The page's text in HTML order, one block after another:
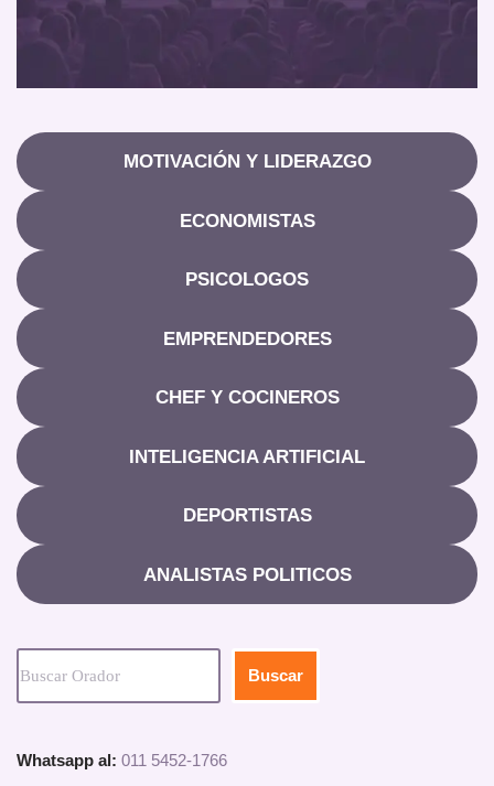
MOTIVACIÓN Y LIDERAZGO
ECONOMISTAS
PSICOLOGOS
EMPRENDEDORES
CHEF Y COCINEROS
INTELIGENCIA ARTIFICIAL
DEPORTISTAS
ANALISTAS POLITICOS
Buscar
Whatsapp al: 011 5452-1766